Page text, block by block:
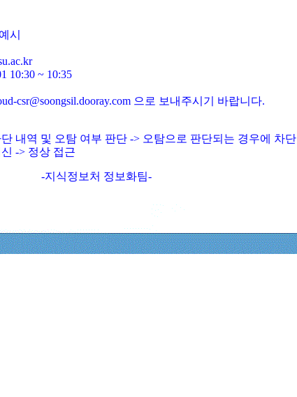
시
10:30 ~ 10:35
csr@soongsil.dooray.com 으로 보내주시기 바랍니다.
내역 및 오탐 여부 판단 -> 오탐으로 판단되는 경우에 차단
-> 정상 접근
-지식정보처 정보화팀-